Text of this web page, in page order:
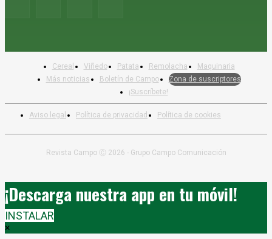
Aviso legal Política de privacidad Política de cookies
Cereal Viñedo Patata Remolacha
Maquinaria
Más noticias
Boletín de Campo
Zona de suscriptores
¡Suscríbete!
Revista Campo Ⓒ 2026 - Grupo Campo Comunicación
¡Descarga nuestra app en tu móvil!
INSTALAR
×